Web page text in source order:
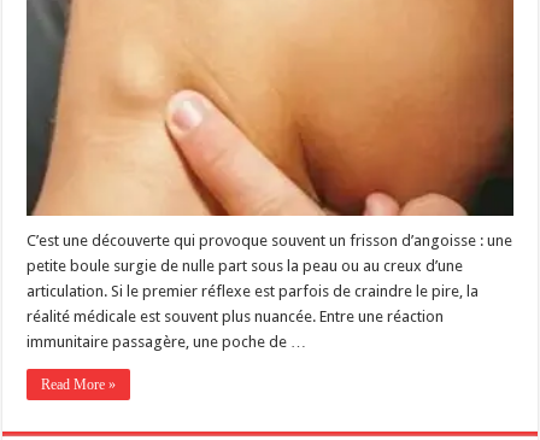
C’est une découverte qui provoque souvent un frisson d’angoisse : une
petite boule surgie de nulle part sous la peau ou au creux d’une
articulation. Si le premier réflexe est parfois de craindre le pire, la
réalité médicale est souvent plus nuancée. Entre une réaction
immunitaire passagère, une poche de …
Read More »